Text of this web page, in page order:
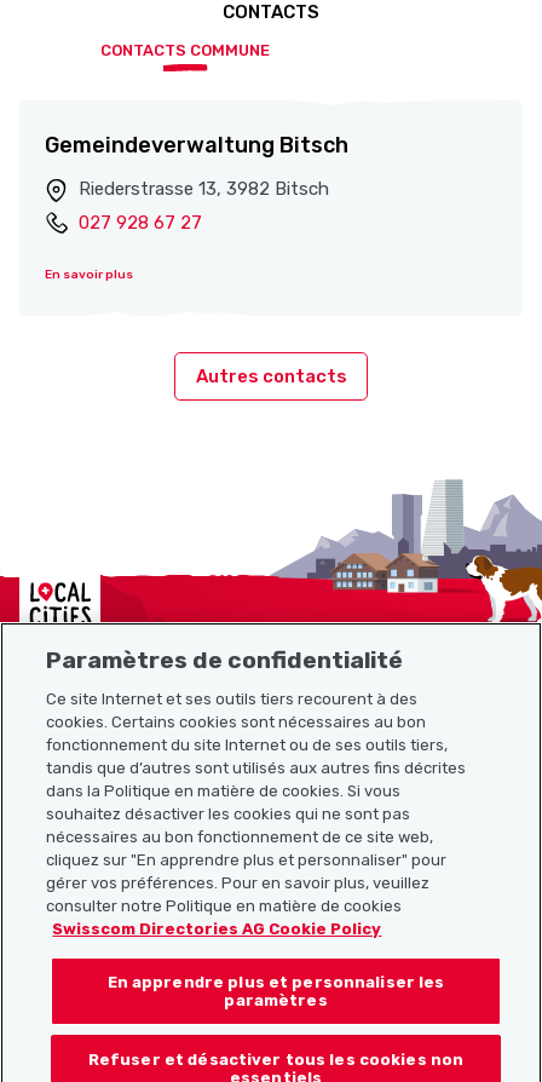
CONTACTS
CONTACTS COMMUNE
Gemeindeverwaltung Bitsch
Riederstrasse 13, 3982 Bitsch
027 928 67 27
En savoir plus
Autres contacts
Localcities
Plan du site
Liens utiles
Télécharger l’application Localcities
Suis-nous sur les réseaux sociaux :
Paramètres de confidentialité
Ce site Internet et ses outils tiers recourent à des
cookies. Certains cookies sont nécessaires au bon
fonctionnement du site Internet ou de ses outils tiers,
tandis que d’autres sont utilisés aux autres fins décrites
dans la Politique en matière de cookies. Si vous
souhaitez désactiver les cookies qui ne sont pas
nécessaires au bon fonctionnement de ce site web,
cliquez sur "En apprendre plus et personnaliser" pour
gérer vos préférences. Pour en savoir plus, veuillez
consulter notre Politique en matière de cookies
Swisscom Directories AG Cookie Policy
En apprendre plus et personnaliser les
paramètres
Refuser et désactiver tous les cookies non
essentiels